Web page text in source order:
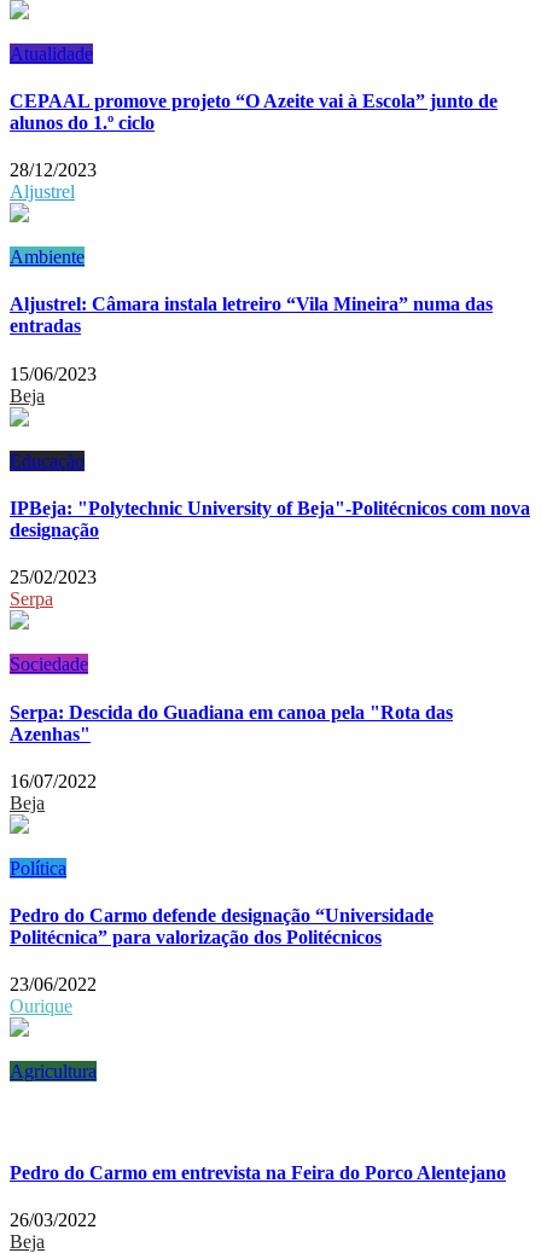
Atualidade
CEPAAL promove projeto “O Azeite vai à Escola” junto de
alunos do 1.º ciclo
28/12/2023
Aljustrel
Ambiente
Aljustrel: Câmara instala letreiro “Vila Mineira” numa das
entradas
15/06/2023
Beja
Educação
IPBeja: "Polytechnic University of Beja"-Politécnicos com nova
designação
25/02/2023
Serpa
Sociedade
Serpa: Descida do Guadiana em canoa pela "Rota das
Azenhas"
16/07/2022
Beja
Política
Pedro do Carmo defende designação “Universidade
Politécnica” para valorização dos Politécnicos
23/06/2022
Ourique
Agricultura
Pedro do Carmo em entrevista na Feira do Porco Alentejano
26/03/2022
Beja